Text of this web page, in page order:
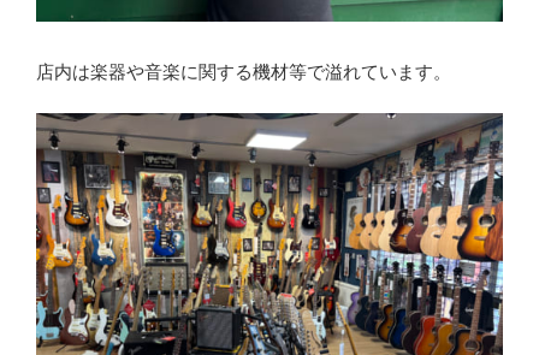
店内は楽器や音楽に関する機材等で溢れています。